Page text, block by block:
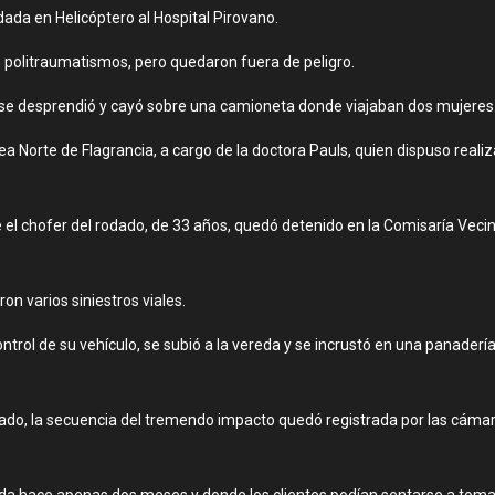
en Helicóptero al Hospital Pirovano.
pero quedaron fuera de peligro.
desprendió y cayó sobre una camioneta donde viajaban dos
Norte de Flagrancia, a cargo de la doctora Pauls, quien dispuso
chofer del rodado, de 33 años, quedó detenido en la Comisaría
varios siniestros viales.
de su vehículo, se subió a la vereda y se incrustó en una
la secuencia del tremendo impacto quedó registrada por las